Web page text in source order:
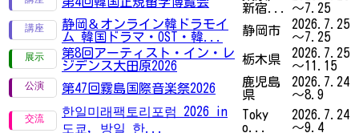
新宿...
～7.25
静岡＆オンライン韓ドラモイ
ム 韓国ドラマ・OST・韓...
静岡市
2026.7.25
～7.25
第8回アーティスト・イン・レ
ジデンス大田原2026
栃木県
2026.7.25
～11.15
第47回霧島国際音楽祭2026
鹿児島
県
2026.7.24
～8.9
한일미래팩토리포럼 2026 in
도쿄, 방일 한...
Toky
o...
2026.7.24
～9.4